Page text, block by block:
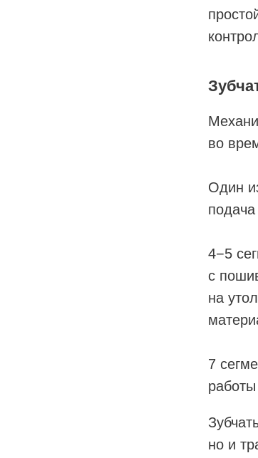
во
Один
подача
4−5
с
на
7
но и